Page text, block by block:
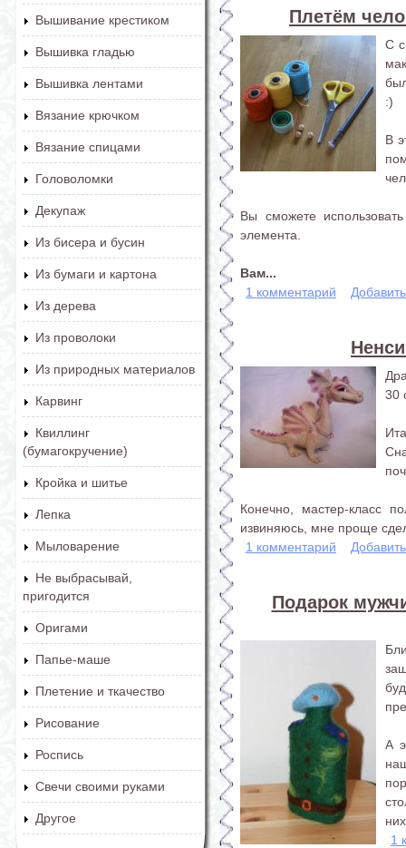
Вышивание крестиком
Вышивка гладью
Вышивка лентами
Вязание крючком
Вязание спицами
Головоломки
Декупаж
Из бисера и бусин
Из бумаги и картона
Из дерева
Из проволоки
Из природных материалов
Карвинг
Квиллинг
(бумагокручение)
Кройка и шитье
Лепка
Мыловарение
Не выбрасывай,
пригодится
Оригами
Папье-маше
Плетение и ткачество
Рисование
Роспись
Свечи своими руками
Другое
Плетём
С
:)
В
Вы сможете
элемента.
Вам...
1 комментарий
30
Конечно, мастер-класс
извиняюсь, мне проще
1 комментарий
Подарок
А
1